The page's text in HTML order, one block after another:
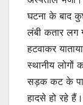
घटना के बाद
लंबी कतार लग
हटवाकर
स्थानीय लोगों
सड़क कट के
हादसे हो रहे